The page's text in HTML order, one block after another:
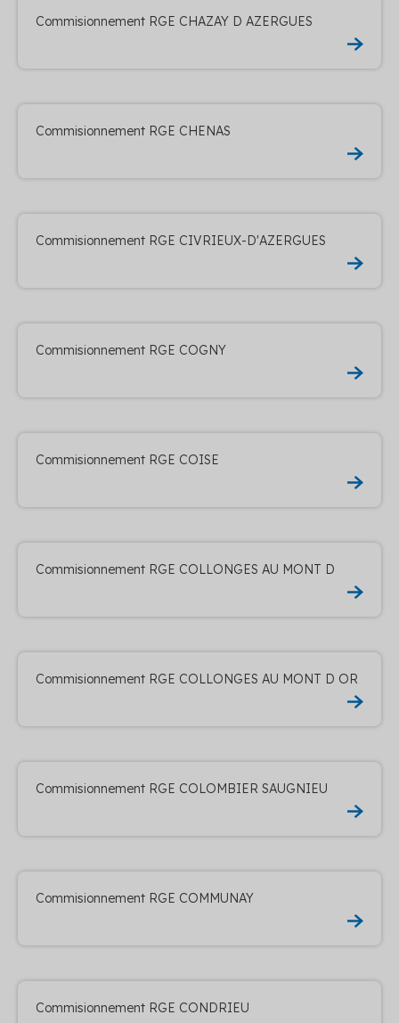
Commisionnement RGE CHAZAY D AZERGUES
Commisionnement RGE CHENAS
Commisionnement RGE CIVRIEUX-D'AZERGUES
Commisionnement RGE COGNY
Commisionnement RGE COISE
Commisionnement RGE COLLONGES AU MONT D
Commisionnement RGE COLLONGES AU MONT D OR
Commisionnement RGE COLOMBIER SAUGNIEU
Commisionnement RGE COMMUNAY
Commisionnement RGE CONDRIEU